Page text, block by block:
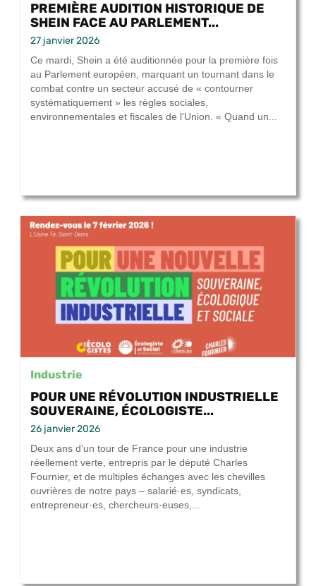
PREMIÈRE AUDITION HISTORIQUE DE
SHEIN FACE AU PARLEMENT...
27 janvier 2026
Ce mardi, Shein a été auditionnée pour la première fois
au Parlement européen, marquant un tournant dans le
combat contre un secteur accusé de « contourner
systématiquement » les règles sociales,
environnementales et fiscales de l'Union. « Quand un...
Industrie
POUR UNE RÉVOLUTION INDUSTRIELLE
SOUVERAINE, ÉCOLOGISTE...
26 janvier 2026
Deux ans d’un tour de France pour une industrie
réellement verte, entrepris par le député Charles
Fournier, et de multiples échanges avec les chevilles
ouvrières de notre pays – salarié·es, syndicats,
entrepreneur·es, chercheurs·euses,...